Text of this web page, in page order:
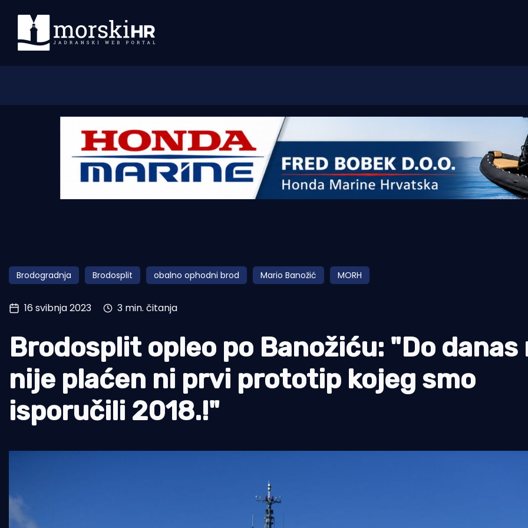
Morski plus
Pomorstvo
Ribolov
Tradicija i kultura
Brodogradnja Brodosplit obalno ophodni brod Mario Banožić MORH
16 svibnja 2023 3 min. čitanja
Brodosplit opleo po Banožiću: "Do danas
nije plaćen ni prvi prototip kojeg smo
isporučili 2018.!"